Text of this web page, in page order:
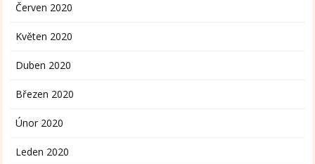
Červen 2020
Květen 2020
Duben 2020
Březen 2020
Únor 2020
Leden 2020